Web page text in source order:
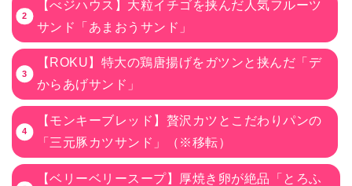
【べジハウス】大粒イチゴを挟んだ人気フルーツ
サンド「あまおうサンド」
【ROKU】特大の鶏唐揚げをガツンと挟んだ「デ
からあげサンド」
【モンキーブレッド】贅沢カツとこだわりパンの
「三元豚カツサンド」（※移転）
【ベリーベリースープ】厚焼き卵が絶品「とろふ